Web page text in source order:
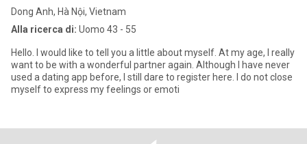
Dong Anh, Hà Nội, Vietnam
Alla ricerca di: Uomo 43 - 55
Hello. I would like to tell you a little about myself. At my age, I really
want to be with a wonderful partner again. Although I have never
used a dating app before, I still dare to register here. I do not close
myself to express my feelings or emoti